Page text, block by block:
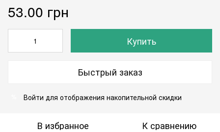
53.00 грн
Купить
Быстрый заказ
Войти для отображения накопительной скидки
В избранное К сравнению